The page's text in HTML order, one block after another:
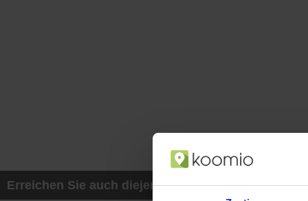
Erreichen Sie auch diejenigen Kunden, die mit